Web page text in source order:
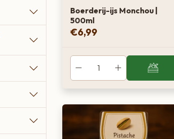
Boerderij-ijs Monchou |
500ml
€6,99